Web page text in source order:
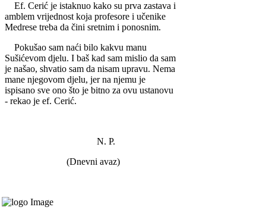
Ef. Cerić je istaknuo kako su prva zastava i
amblem vri­jednost koja profesore i učeni­ke
Medrese treba da čini sre­tnim i ponosnim.
Pokušao sam naći bilo ka­kvu manu
Sušićevom djelu. I baš kad sam mislio da sam
je našao, shvatio sam da nisam upravu. Nema
mane njego­vom djelu, jer na njemu je
ispisano sve ono što je bitno za ovu ustanovu
- rekao je ef. Cerić.
N. P.
(Dnevni avaz)